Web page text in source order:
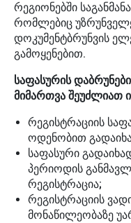
რეგიონებში
რომლებიც
დოკუმენტბრუნვის
გამოყენებით.
საფასურის
მიმართვა შეუძლიათ
რეგისტრაციის
ოდენობით
საფასური
პერიოდის
რეგისტრაცია;
რეგისტრაციის
მონაწილეობაზე